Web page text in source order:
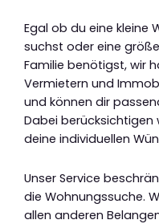
Egal ob du eine kleine
suchst oder eine
Familie benötigst, wir
Vermietern und
und können dir
Dabei
deine individuellen
Unser Service
die Wohnungssuche.
allen anderen